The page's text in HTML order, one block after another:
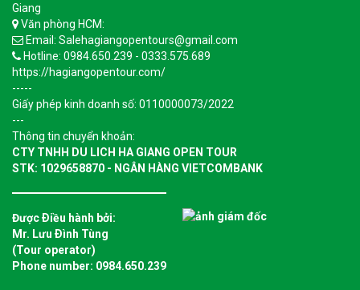
Giang
Văn phòng HCM:
Email: Salehagiangopentours@gmail.com
Hotline: 0984.650.239 - 0333.575.689
https://hagiangopentour.com/
-----
Giấy phép kinh doanh số: 0110000073/2022
---
Thông tin chuyển khoản:
CTY TNHH DU LICH HA GIANG OPEN TOUR
STK: 1029658870 - NGÂN HÀNG VIETCOMBANK
Được Ðiều hành bởi:
Mr. Lưu Ðình Tùng
(Tour operator)
Phone number: 0984.650.239